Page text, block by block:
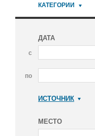
КАТЕГОРИИ
ДАТА
с
по
ИСТОЧНИК
МЕСТО